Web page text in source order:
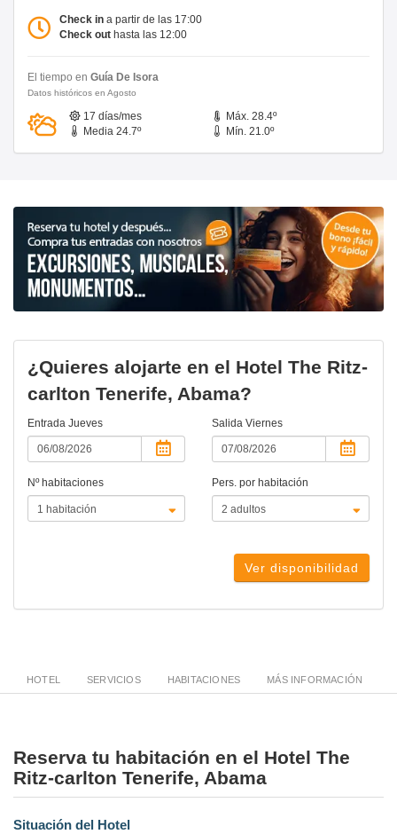
Check in a partir de las 17:00
Check out hasta las 12:00
El tiempo en Guía De Isora
Datos históricos en Agosto
17 días/mes
Máx. 28.4º
Media 24.7º
Mín. 21.0º
¿Quieres alojarte en el Hotel The Ritz-
carlton Tenerife, Abama?
Entrada Jueves Salida Viernes
Nº habitaciones Pers. por habitación
Ver disponibilidad
HOTEL SERVICIOS HABITACIONES MÁS INFORMACIÓN
Reserva tu habitación en el Hotel The
Ritz-carlton Tenerife, Abama
Situación del Hotel